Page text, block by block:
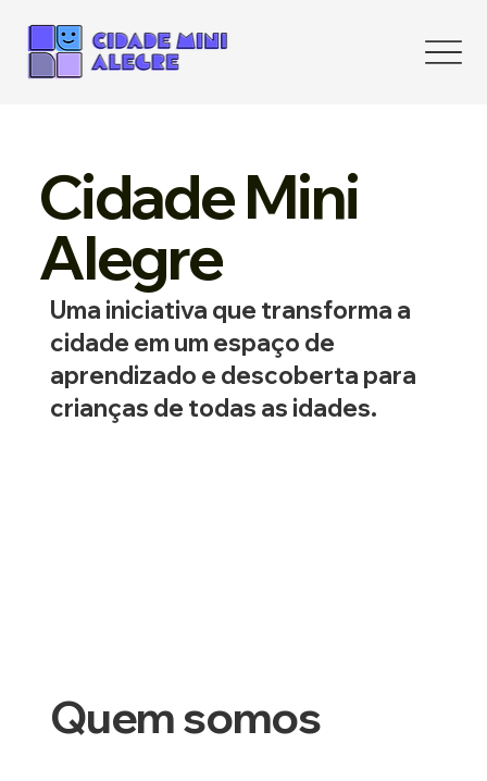
Cidade Mini
Alegre
Uma iniciativa que transforma a
cidade em um espaço de
aprendizado e descoberta para
crianças de todas as idades.
Quem somos